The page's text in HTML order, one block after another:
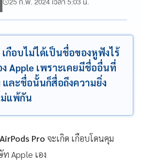
เกือบไม่ได้เป็นชื่อของหูฟังไร้
Apple เพราะเคยมีชื่ออื่นที่
และชื่อนั้นก็สื่อถึงความยิ่ง
แพ้กัน
AirPods Pro จะเกิด เกือบโดนคุม
Apple เอง